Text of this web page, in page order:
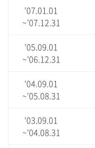
'07.01.01
~'07.12.31
'05.09.01
~'06.12.31
'04.09.01
~'05.08.31
'03.09.01
~'04.08.31